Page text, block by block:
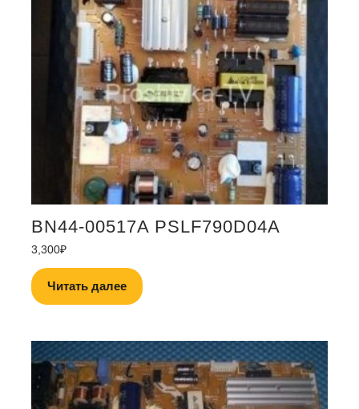
BN44-00517A PSLF790D04A
3,300₽
Читать далее